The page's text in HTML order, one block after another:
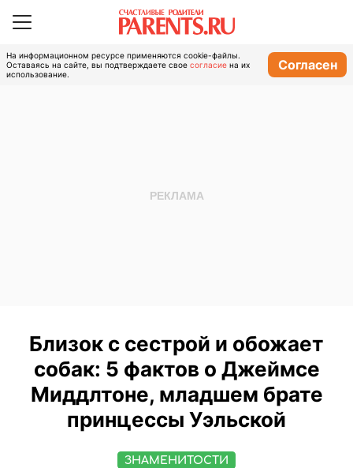
На информационном ресурсе применяются cookie-файлы.
Оставаясь на сайте, вы подтверждаете свое согласие на их
использование.
Согласен
Близок с сестрой и обожает
собак: 5 фактов о Джеймсе
Миддлтоне, младшем брате
принцессы Уэльской
ЗНАМЕНИТОСТИ